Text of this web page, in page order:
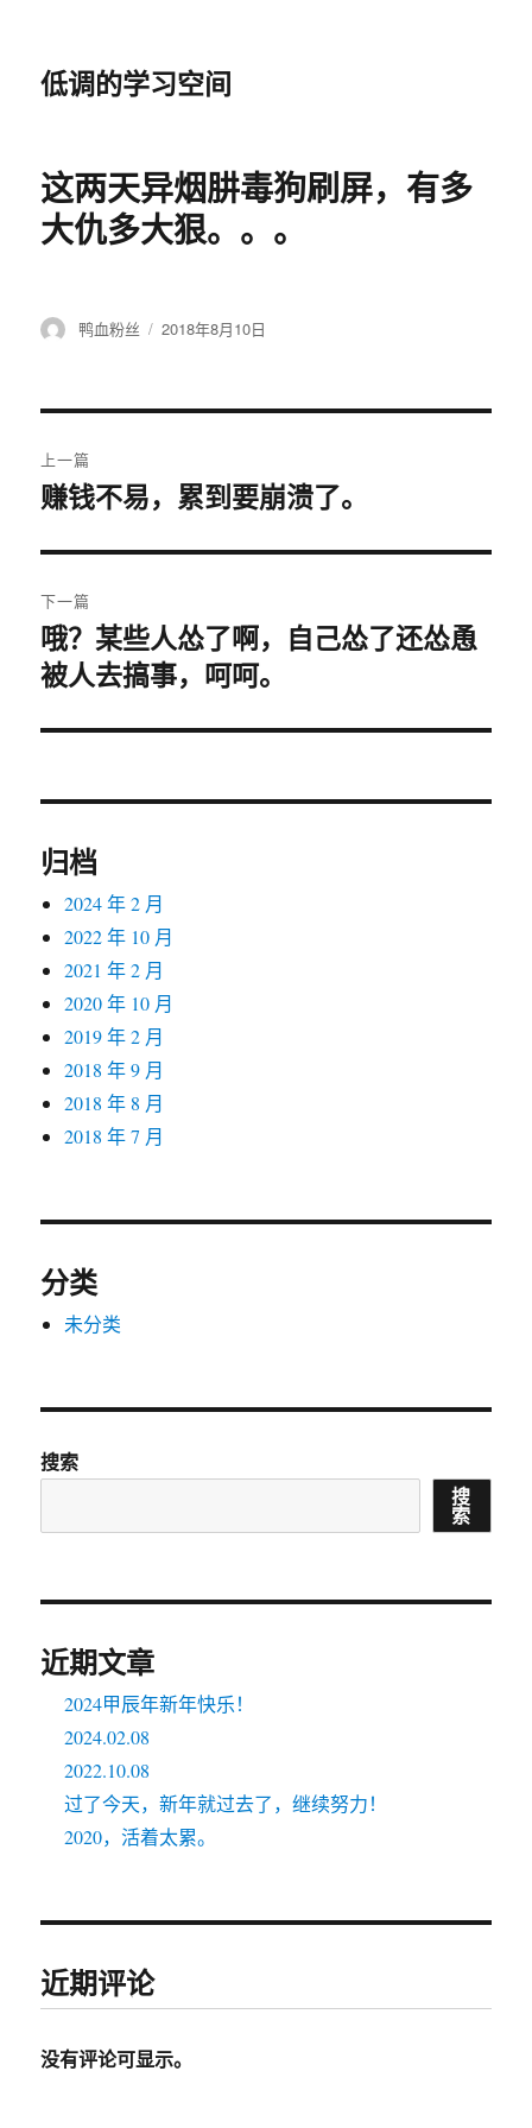
低调的学习空间
这两天异烟肼毒狗刷屏，有多
大仇多大狠。。。
作
鸭血粉丝
发
2018年8月10日
章
航
上一篇
上
文
章：
赚钱不易，累到要崩溃了。
下一篇
下
篇
章：
哦？某些人怂了啊，自己怂了还怂恿
被人去搞事，呵呵。
归档
2024 年 2 月
2022 年 10 月
2021 年 2 月
2020 年 10 月
2019 年 2 月
2018 年 9 月
2018 年 8 月
2018 年 7 月
分类
未分类
搜索
搜
索
近期文章
2024甲辰年新年快乐！
2024.02.08
2022.10.08
过了今天，新年就过去了，继续努力！
2020，活着太累。
近期评论
没有评论可显示。